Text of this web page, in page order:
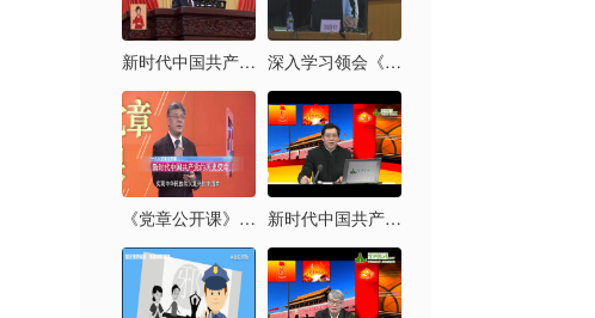
新时代中国共产党的历史使命 深入学习领会《习近平新时代中国特色社会主义思想三十讲》
《党章公开课》第六讲：新时代中国共产党的历史使命 新时代中国共产党的历史使命及其实现路径